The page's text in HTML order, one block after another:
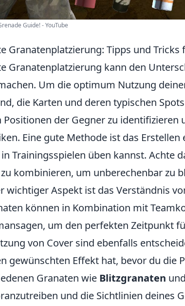
Guide! - YouTube
Granatenplatzierung: Tipps und Tricks
Granatenplatzierung kann den
Um die optimum Nutzung
die Karten und deren typischen
Positionen der Gegner zu identifizieren
Eine gute Methode ist das Erstellen
Trainingsspielen üben kannst. Achte
kombinieren, um unberechenbar zu
wichtiger Aspekt ist das Verständnis
können in Kombination mit
um den perfekten Zeitpunkt
von Cover sind ebenfalls
gewünschten Effekt hat, bevor du die
Granaten wie Blitzgranaten und
und die Sichtlinien deines